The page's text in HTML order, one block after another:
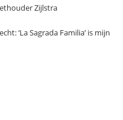
Zijlstra
‘La Sagrada Familia’ is mijn